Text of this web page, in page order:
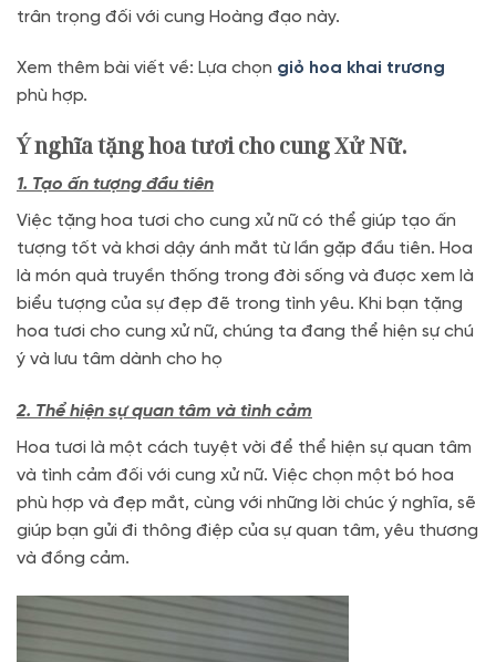
trân trọng đối với cung Hoàng đạo này.
Xem thêm bài viết về: Lựa chọn giỏ hoa khai trương
phù hợp.
Ý nghĩa tặng hoa tươi cho cung Xử Nữ.
1. Tạo ấn tượng đầu tiên
Việc tặng hoa tươi cho cung xử nữ có thể giúp tạo ấn
tượng tốt và khơi dậy ánh mắt từ lần gặp đầu tiên. Hoa
là món quà truyền thống trong đời sống và được xem là
biểu tượng của sự đẹp đẽ trong tình yêu. Khi bạn tặng
hoa tươi cho cung xử nữ, chúng ta đang thể hiện sự chú
ý và lưu tâm dành cho họ
2. Thể hiện sự quan tâm và tình cảm
Hoa tươi là một cách tuyệt vời để thể hiện sự quan tâm
và tình cảm đối với cung xử nữ. Việc chọn một bó hoa
phù hợp và đẹp mắt, cùng với những lời chúc ý nghĩa, sẽ
giúp bạn gửi đi thông điệp của sự quan tâm, yêu thương
và đồng cảm.